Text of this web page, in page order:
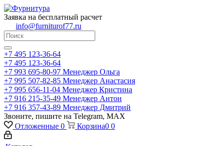
Заявка на бесплатный расчет
info@furniturof77.ru
+7 495 123-36-64
+7 495 123-36-64
+7 993 695-80-97 Менеджер Ольга
+7 995 507-82-85 Менеджер Анастасия
+7 995 656-11-04 Менеджер Кристина
+7 916 215-35-49 Менеджер Антон
+7 916 357-43-89 Менеджер Дмитрий
Звоните, пишите на Telegram, MAX
Отложенные 0 Корзина0 0